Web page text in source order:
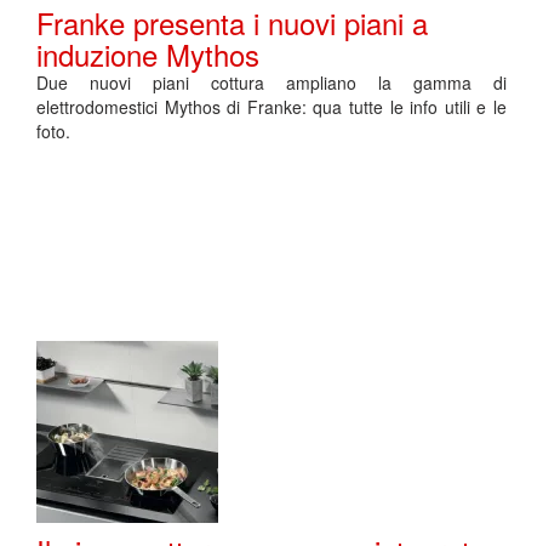
Franke presenta i nuovi piani a
induzione Mythos
Due nuovi piani cottura ampliano la gamma di
elettrodomestici Mythos di Franke: qua tutte le info utili e le
foto.